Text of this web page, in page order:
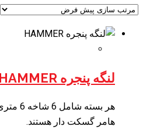
لنگه پنجره HAMMER
هر
هامر گسکت دار هستند.